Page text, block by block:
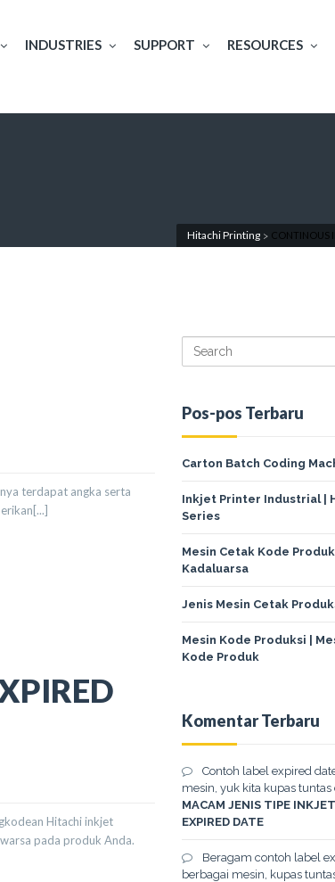
INDUSTRIES SUPPORT RESOURCES
Hitachi Printing > CONTINOUS
terdapat angka serta
Hitachi inkjet
pada produk Anda.
Pos-pos Terbaru
Carton Batch Coding
Inkjet Printer Industrial |
Series
Mesin Cetak Kode
Kadaluarsa
Jenis Mesin Cetak
Mesin Kode Produksi |
Kode Produk
Komentar Terbaru
Contoh label expired
mesin, yuk kita kupas tuntas
MACAM JENIS TIPE
EXPIRED DATE
Beragam contoh label
berbagai mesin, kupas